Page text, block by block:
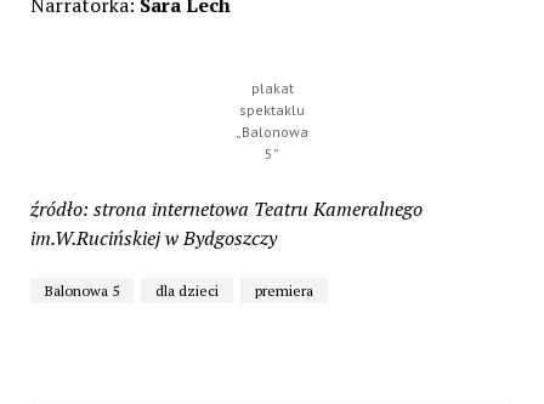
plakat
spektaklu
„Balonowa
5”
źródło: strona internetowa Teatru Kameralnego
im.W.Rucińskiej w Bydgoszczy
Balonowa 5 dla dzieci premiera